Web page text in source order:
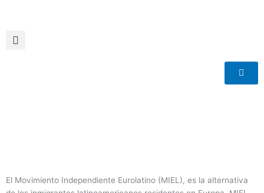
El Movimiento Independiente Eurolatino (MIEL), es la alternativa